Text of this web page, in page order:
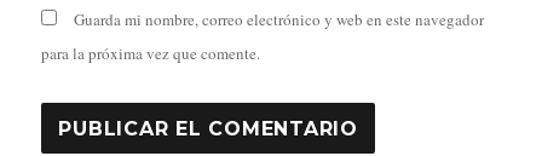
Guarda mi nombre, correo electrónico y web en este navegador
para la próxima vez que comente.